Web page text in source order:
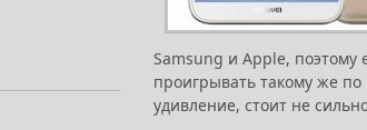
Samsung и Apple, поэтому
проигрывать такому же
удивление, стоит не